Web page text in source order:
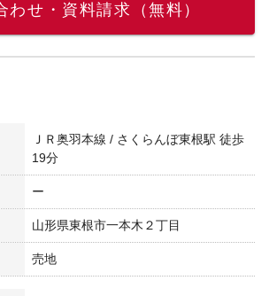
わせ・資料請求（無料）
ＪＲ奥羽本線 / さくらんぼ東根駅 徒歩
19分
ー
山形県東根市一本木２丁目
売地